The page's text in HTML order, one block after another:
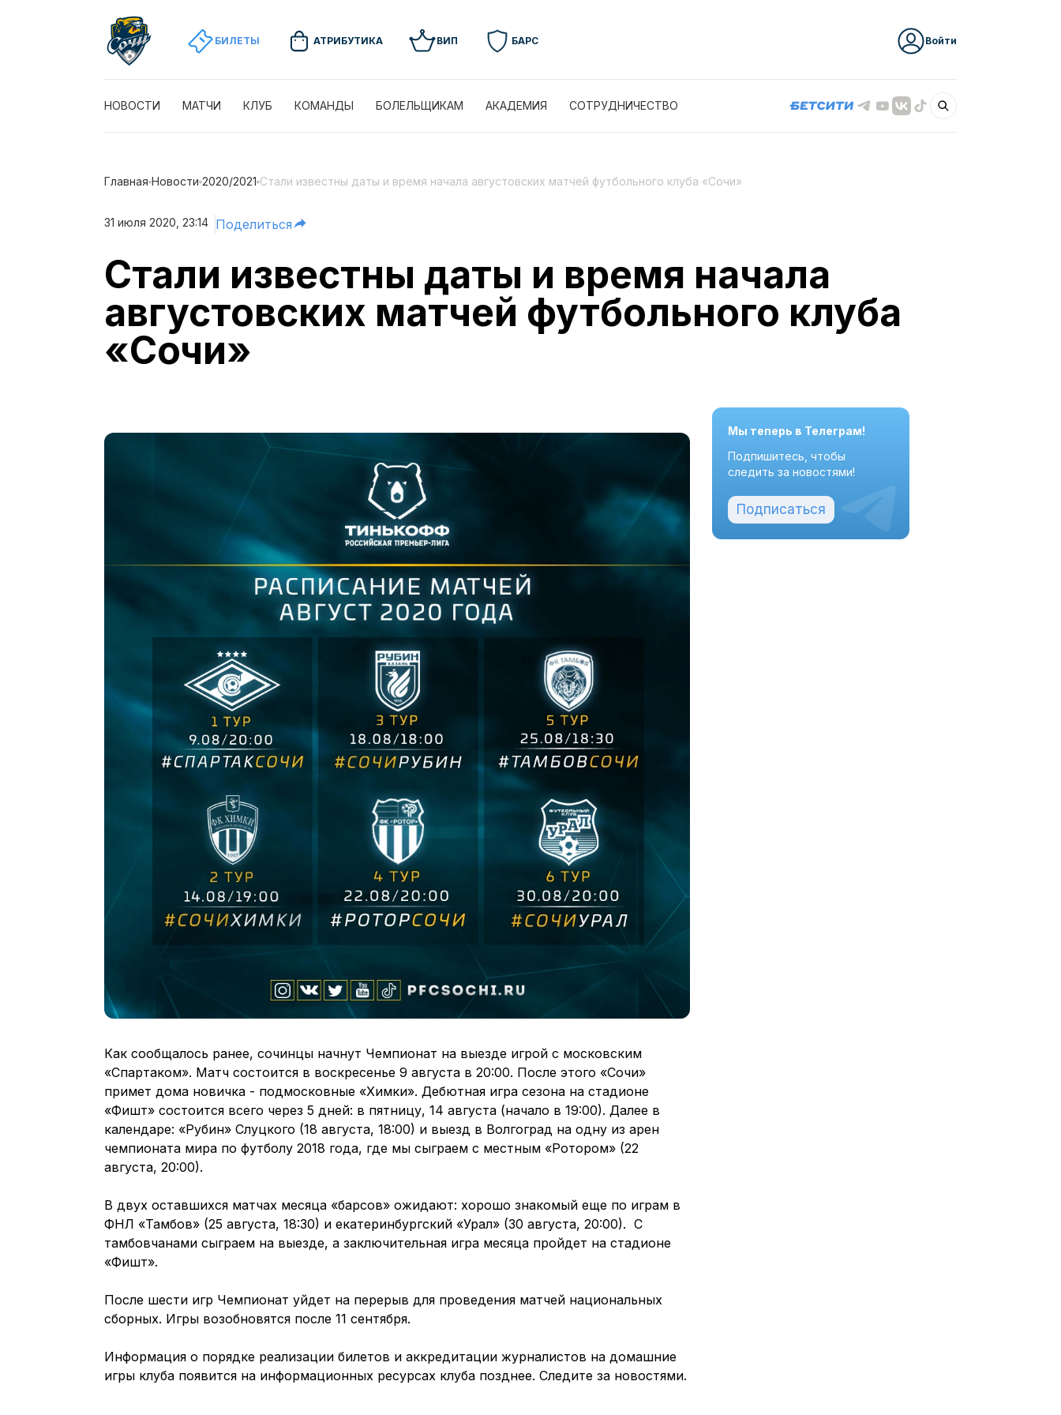
БИЛЕТЫ АТРИБУТИКА ВИП БАРС Войти
НОВОСТИ МАТЧИ КЛУБ КОМАНДЫ БОЛЕЛЬЩИКАМ АКАДЕМИЯ СОТРУДНИЧЕСТВО
Главная Новости 2020/2021 Стали известны даты и время начала августовских матчей футбольного клуба «Сочи»
31 июля 2020, 23:14 Поделиться
Стали известны даты и время начала
августовских матчей футбольного клуба
«Сочи»
Как сообщалось ранее, сочинцы начнут Чемпионат на выезде игрой с московским
«Спартаком». Матч состоится в воскресенье 9 августа в 20:00. После этого «Сочи»
примет дома новичка - подмосковные «Химки». Дебютная игра сезона на стадионе
«Фишт» состоится всего через 5 дней: в пятницу, 14 августа (начало в 19:00). Далее в
календаре: «Рубин» Слуцкого (18 августа, 18:00) и выезд в Волгоград на одну из арен
чемпионата мира по футболу 2018 года, где мы сыграем с местным «Ротором» (22
августа, 20:00).
В двух оставшихся матчах месяца «барсов» ожидают: хорошо знакомый еще по играм в
ФНЛ «Тамбов» (25 августа, 18:30) и екатеринбургский «Урал» (30 августа, 20:00). С
тамбовчанами сыграем на выезде, а заключительная игра месяца пройдет на стадионе
«Фишт».
После шести игр Чемпионат уйдет на перерыв для проведения матчей национальных
сборных. Игры возобновятся после 11 сентября.
Информация о порядке реализации билетов и аккредитации журналистов на домашние
игры клуба появится на информационных ресурсах клуба позднее. Следите за новостями.
Мы теперь в Телеграм!
Подпишитесь, чтобы
следить за новостями!
Подписаться